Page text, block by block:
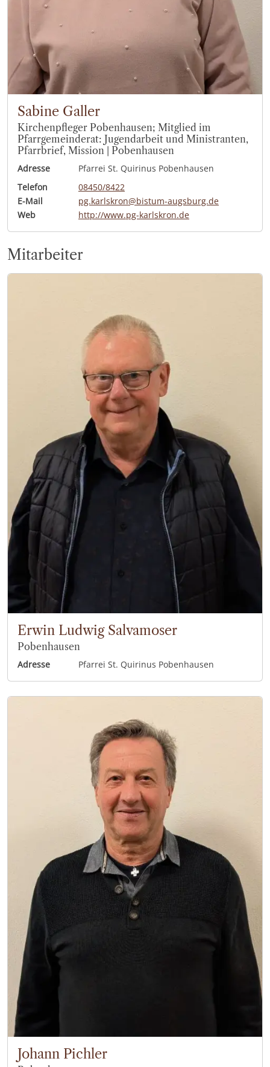
Sabine Galler
Kirchenpfleger Pobenhausen; Mitglied im
Pfarrgemeinderat: Jugendarbeit und Ministranten,
Pfarrbrief, Mission | Pobenhausen
Adresse
Pfarrei St. Quirinus Pobenhausen
Telefon
08450/8422
E-Mail
pg.karlskron@bistum-augsburg.de
Web
http://www.pg-karlskron.de
Mitarbeiter
Erwin Ludwig Salvamoser
Pobenhausen
Adresse Pfarrei St. Quirinus Pobenhausen
Johann Pichler